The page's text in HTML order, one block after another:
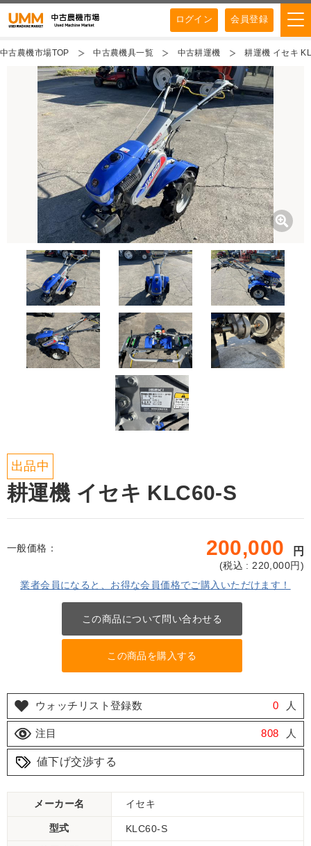
ログイン 会員登録
中古農機市場TOP 中古農機具一覧 中古耕運機 耕運機 イセキ
出品中
耕運機 イセキ KLC60-S
一般価格： 200,000 円
(税込 : 220,000円)
業者会員になると、お得な会員価格でご購入いただけます！
この商品について問い合わせる
この商品を購入する
ウォッチリスト登録数 0 人
注目 808 人
値下げ交渉する
メーカー名 イセキ
型式 KLC60-S